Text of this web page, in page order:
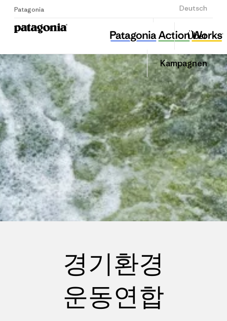
Patagonia Deutsch
Anmelden
Über
Kampagnen
경기환경운동연합
Diesen
Beitrag
Auf
teilen
경기환경
운동연합